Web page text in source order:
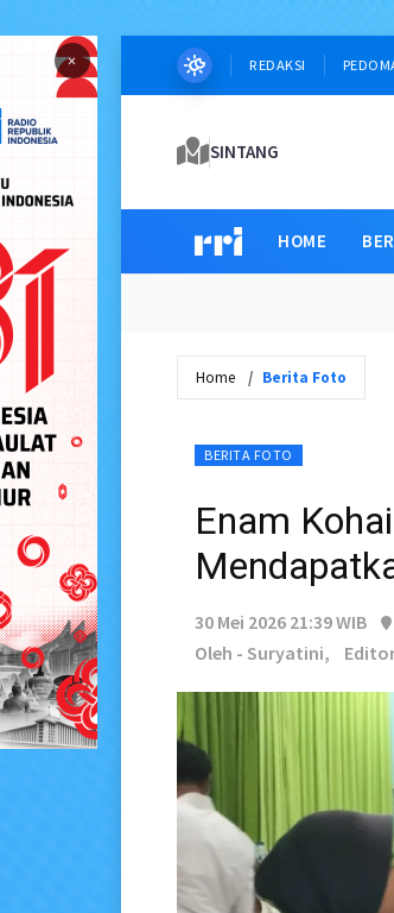
× REDAKSI
SINTANG
HOME
Home Berita Foto
BERITA FOTO
Enam
30 Mei 2026 21:39 WIB
Oleh - Suryatini,